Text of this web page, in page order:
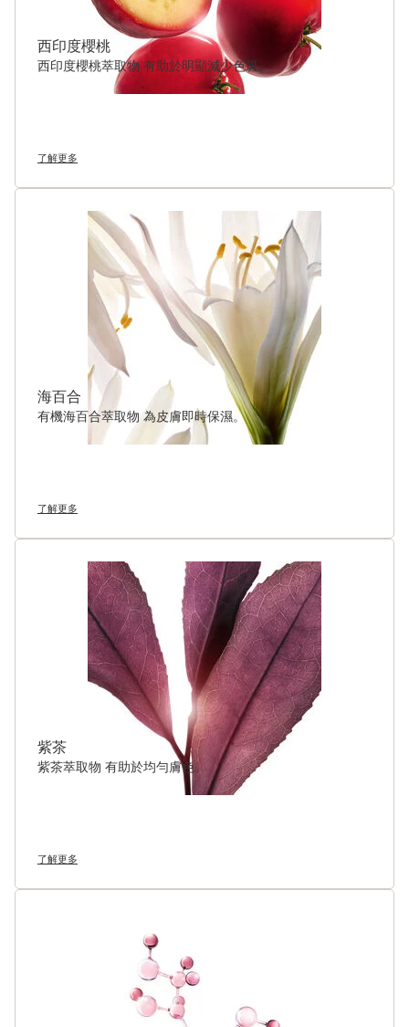
西印度櫻桃
西印度櫻桃萃取物 有助於明顯減少色斑。
了解更多
海百合
有機海百合萃取物 為皮膚即時保濕。
了解更多
紫茶
紫茶萃取物 有助於均勻膚色。
了解更多